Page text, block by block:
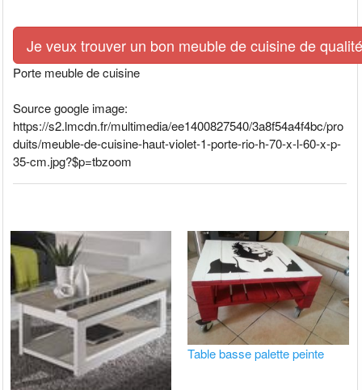
Je veux trouver un bon meuble de cuisine de
Porte meuble de cuisine
Source google image:
https://s2.lmcdn.fr/multimedia/ee1400827540/3a8f54a4f4bc/pro
duits/meuble-de-cuisine-haut-violet-1-porte-rio-h-70-x-l-60-x-p-
35-cm.jpg?$p=tbzoom
Table basse palette peinte